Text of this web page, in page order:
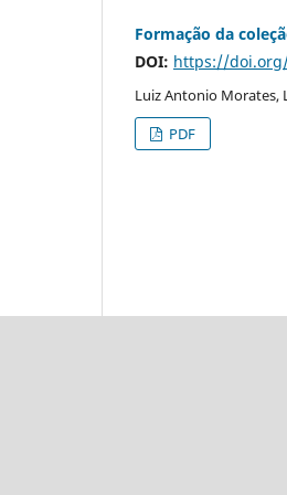
Formação da
DOI: https://
Luiz Antonio Morates,
PDF